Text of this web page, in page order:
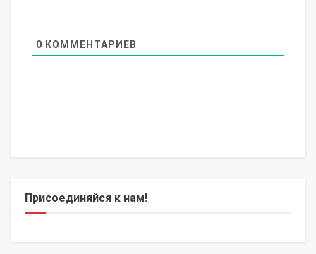
0 КОММЕНТАРИЕВ
Присоединяйся к нам!